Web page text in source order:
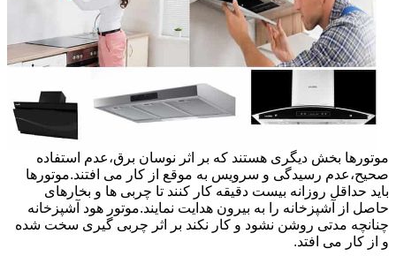
موتورها بخش دیگری هستند که بر اثر نوسان برق،عدم استفاده
صحیح،عدم رسیدگی و سرویس به موقع از کار می افتند.موتورها
باید حداقل روزانه بیست دقیقه کار کنند تا چربی ها و بخارهای
حاصل از آشپزخانه را به بیرون هدایت نمایند.موتور هود آشپزخانه
چنانچه مدتی روشن نشود و کار نکند بر اثر چربی گیری سخت شده
و از کار می افتد.